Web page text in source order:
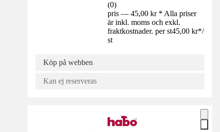
(0)
pris — 45,00 kr * Alla priser
är inkl. moms och exkl.
fraktkostnader. per st45,00 kr*/
st
Köp på webben
Kan ej reserveras